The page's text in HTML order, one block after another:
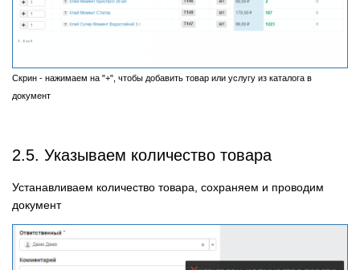
Скрин - нажимаем на "+", чтобы добавить товар или услугу из каталога в
документ
2.5. Указываем количество товара
Устанавливаем количество товара, сохраняем и проводим
документ